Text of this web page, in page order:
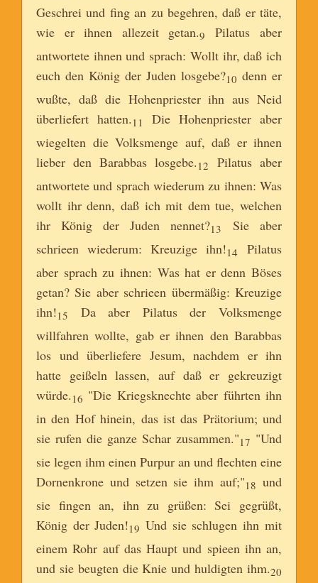
Geschrei und fing an zu begehren, daß er täte,
wie er ihnen allezeit getan.9
Pilatus aber
antwortete ihnen und sprach: Wollt ihr, daß ich
euch den König der Juden losgebe?10 denn er
wußte, daß die Hohenpriester ihn aus Neid
überliefert hatten. 11
Die Hohenpriester aber
wiegelten die Volksmenge auf, daß er ihnen
lieber den Barabbas losgebe. 12
Pilatus aber
antwortete und sprach wiederum zu ihnen: Was
wollt ihr denn, daß ich mit dem tue, welchen
ihr König der Juden nennet?13
Sie aber
schrieen wiederum: Kreuzige ihn!14
Pilatus
aber sprach zu ihnen: Was hat er denn Böses
getan? Sie aber schrieen übermäßig: Kreuzige
ihn!15
Da aber Pilatus der Volksmenge
willfahren wollte, gab er ihnen den Barabbas
los und überliefere Jesum, nachdem er ihn
hatte geißeln lassen, auf daß er gekreuzigt
würde. 16 "Die Kriegsknechte aber führten ihn
in den Hof hinein, das ist das Prätorium; und
sie rufen die ganze Schar zusammen."17 "Und
sie legen ihm einen Purpur an und flechten eine
Dornenkrone und setzen sie ihm auf;"18 und
sie fingen an, ihn zu grüßen: Sei gegrüßt,
König der Juden!19 Und sie schlugen ihn mit
einem Rohr auf das Haupt und spieen ihn an,
und sie beugten die Knie und huldigten ihm.20